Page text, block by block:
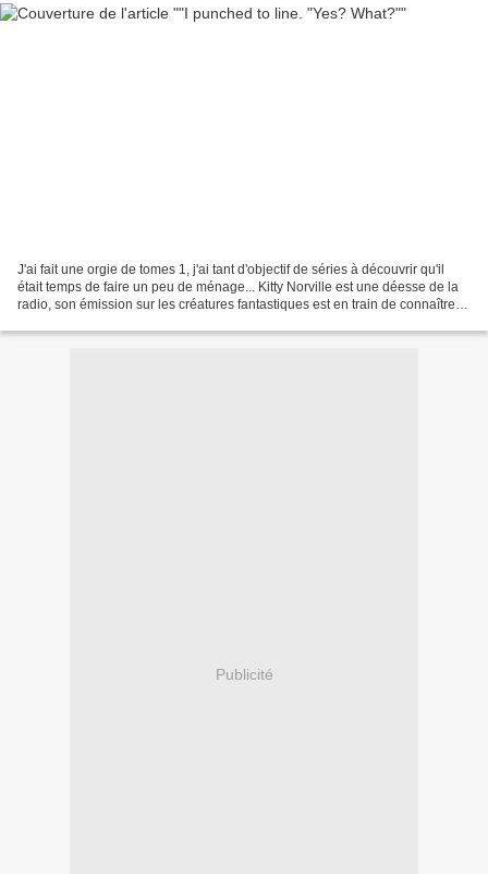
J'ai fait une orgie de tomes 1, j'ai tant d'objectif de séries à découvrir qu'il
était temps de faire un peu de ménage... Kitty Norville est une déesse de la
radio, son émission sur les créatures fantastiques est en train de connaître
Publicité